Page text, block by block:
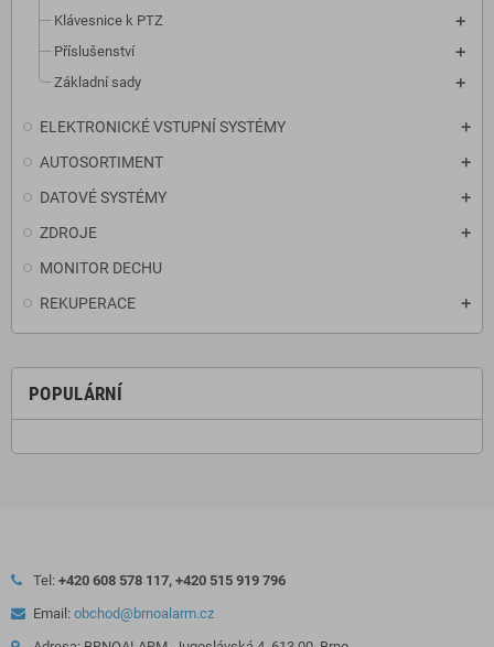
Klávesnice k PTZ
Příslušenství
Základní sady
ELEKTRONICKÉ VSTUPNÍ SYSTÉMY
AUTOSORTIMENT
DATOVÉ SYSTÉMY
ZDROJE
MONITOR DECHU
REKUPERACE
POPULÁRNÍ
Tel: +420 608 578 117, +420 515 919 796
Email: obchod@brnoalarm.cz